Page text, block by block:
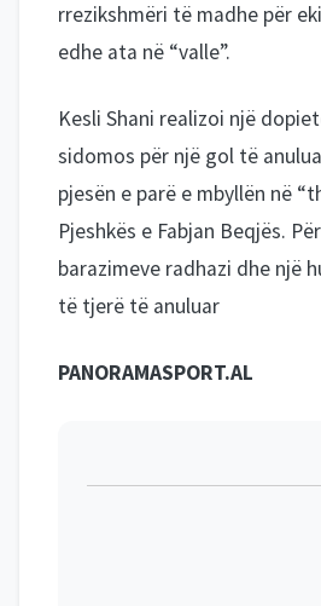
rrezikshmëri të madhe për
edhe ata në “valle”.
Kesli Shani realizoi një
sidomos për një gol të
pjesën e parë e mbyllën në
Pjeshkës e Fabjan Beqjës.
barazimeve radhazi dhe një
të tjerë të anuluar
PANORAMASPORT.AL